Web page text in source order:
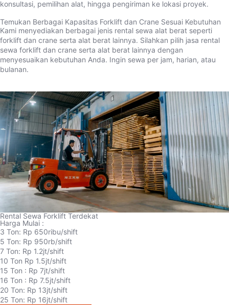
konsultasi, pemilihan alat, hingga pengiriman ke lokasi proyek.
Temukan Berbagai Kapasitas Forklift dan Crane Sesuai Kebutuhan
Kami menyediakan berbagai jenis rental sewa alat berat seperti
forklift dan crane serta alat berat lainnya. Silahkan pilih jasa rental
sewa forklift dan crane serta alat berat lainnya dengan
menyesuaikan kebutuhan Anda. Ingin sewa per jam, harian, atau
bulanan.
Rental Sewa Forklift Terdekat
Harga Mulai :
3 Ton: Rp 650ribu/shift
5 Ton: Rp 950rb/shift
7 Ton: Rp 1.2jt/shift
10 Ton Rp 1.5jt/shift
15 Ton : Rp 7jt/shift
16 Ton : Rp 7.5jt/shift
20 Ton: Rp 13jt/shift
25 Ton: Rp 16jt/shift